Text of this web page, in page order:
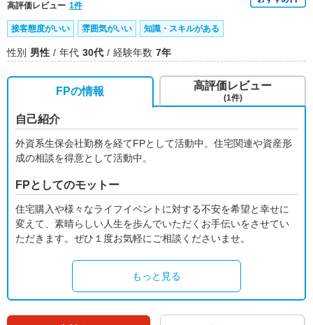
高評価レビュー 1件
接客態度がいい 雰囲気がいい 知識・スキルがある
性別 男性 年代 30代 経験年数 7年
FPの情報
自己紹介
外資系生保会社勤務を経てFPとして活動中。住宅関連や資産形
成の相談を得意として活動中。
FPとしてのモットー
住宅購入や様々なライフイベントに対する不安を希望と幸せに
変えて、素晴らしい人生を歩んでいただくお手伝いをさせてい
ただきます。ぜひ１度お気軽にご相談くださいませ。
もっと見る
高評価レビュー
(1件)